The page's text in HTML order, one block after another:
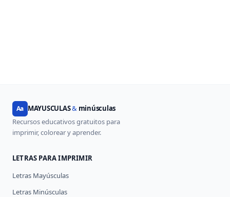
Aa MAYUSCULAS&minúsculas
Recursos educativos gratuitos para
imprimir, colorear y aprender.
LETRAS PARA IMPRIMIR
Letras Mayúsculas
Letras Minúsculas